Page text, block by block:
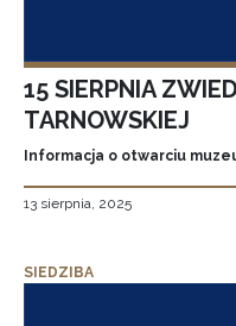
15 SIERPNIA
TARNOWSKIEJ
Informacja o otwarciu
13 sierpnia, 2025
SIEDZIBA